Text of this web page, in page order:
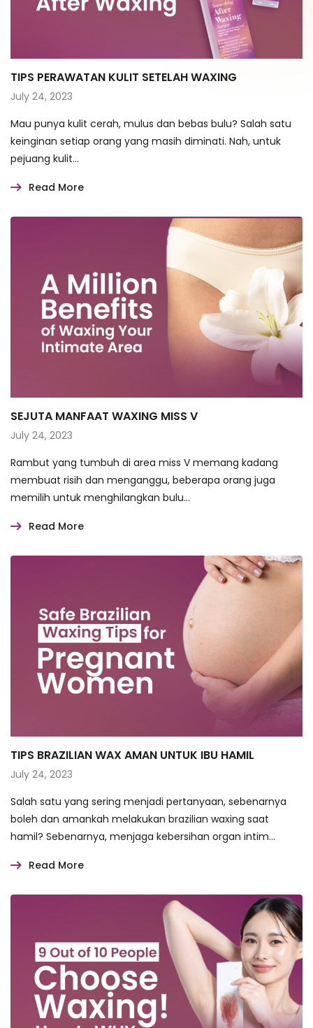
TIPS PERAWATAN KULIT SETELAH WAXING
July 24, 2023
Mau punya kulit cerah, mulus dan bebas bulu? Salah satu
keinginan setiap orang yang masih diminati. Nah, untuk
pejuang kulit…
Read More
SEJUTA MANFAAT WAXING MISS V
July 24, 2023
Rambut yang tumbuh di area miss V memang kadang
membuat risih dan menganggu, beberapa orang juga
memilih untuk menghilangkan bulu…
Read More
TIPS BRAZILIAN WAX AMAN UNTUK IBU HAMIL
July 24, 2023
Salah satu yang sering menjadi pertanyaan, sebenarnya
boleh dan amankah melakukan brazilian waxing saat
hamil? Sebenarnya, menjaga kebersihan organ intim…
Read More